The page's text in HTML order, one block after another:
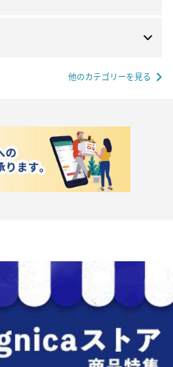
他のカテゴリーを見る